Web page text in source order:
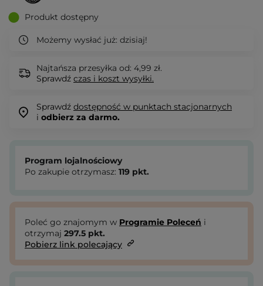
Produkt dostępny
Możemy wysłać już: dzisiaj!
Najtańsza przesyłka od: 4,99 zł.
Sprawdź czas i koszt wysyłki.
Sprawdź dostępność w punktach stacjonarnych
i odbierz za darmo.
Program lojalnościowy
Po zakupie otrzymasz: 119 pkt.
Poleć go znajomym w Programie Poleceń i
otrzymaj 297.5 pkt.
Pobierz link polecający